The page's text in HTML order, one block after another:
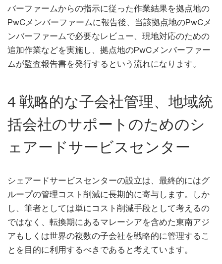
バーファームからの指示に従った作業結果を拠点地の
PwCメンバーファームに報告後、当該拠点地のPwCメ
ンバーファームで必要なレビュー、現地対応のための
追加作業などを実施し、拠点地のPwCメンバーファー
ムが監査報告書を発行するという流れになります。
4 戦略的な子会社管理、地域統
括会社のサポートのためのシ
ェアードサービスセンター
シェアードサービスセンターの設立は、最終的にはグ
ループの管理コスト削減に長期的に寄与します。しか
し、筆者としては単にコスト削減手段として考えるの
ではなく、転換期にあるマレーシアを含めた東南アジ
アもしくは世界の複数の子会社を戦略的に管理するこ
とを目的に利用するべきであると考えています。